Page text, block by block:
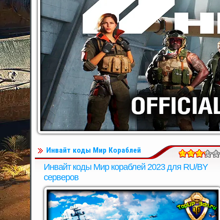
Инвайт коды Мир Кораблей
Инвайт коды Мир кораблей 2023 для RU/BY
серверов